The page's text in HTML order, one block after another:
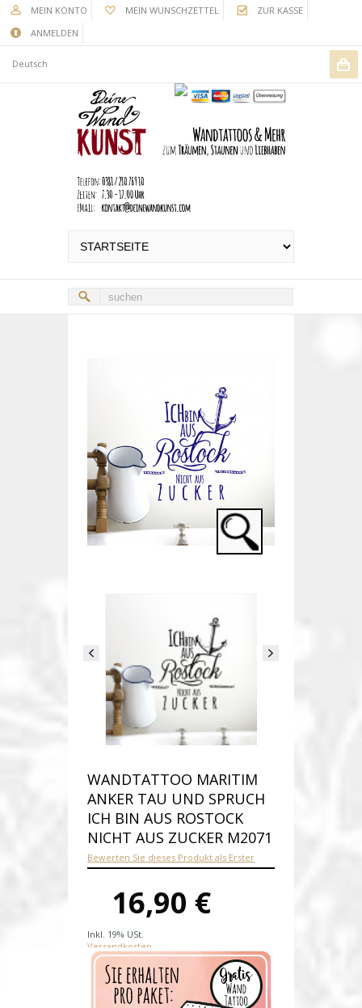
MEIN KONTO MEIN WUNSCHZETTEL
ZUR KASSE
ANMELDEN
Deutsch
WANDTATTOO MARITIM
ANKER TAU UND SPRUCH
ICH BIN AUS ROSTOCK
NICHT AUS ZUCKER M2071
Bewerten Sie dieses Produkt als Erster
16,90 €
Inkl. 19% USt.
Versandkosten
Produktnummer:
Verfügbarkeit: Auf Lager
Lieferzeit: 1-2 Werktage nach
Zahlungseingang